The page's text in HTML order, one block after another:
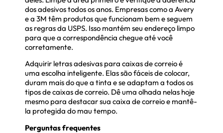
dos adesivos todos os anos. Empresas como a Avery
e a 3M têm produtos que funcionam bem e seguem
as regras da USPS. Isso mantém seu endereço limpo
para que a correspondência chegue até você
corretamente.
Adquirir letras adesivas para caixas de correio é
uma escolha inteligente. Elas são fáceis de colocar,
duram mais do que a tinta e se adaptam a todos os
tipos de caixas de correio. Dê uma olhada nelas hoje
mesmo para destacar sua caixa de correio e mantê-
la protegida do mau tempo.
Perguntas frequentes